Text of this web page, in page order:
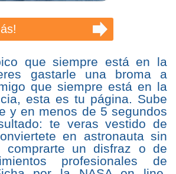
que siempre está en la
gastarle una broma a
que siempre está en la
esta es tu página. Sube
y en menos de 5 segundos
te veras vestido de
en astronauta sin
comprarte un disfraz o de
profesionales de